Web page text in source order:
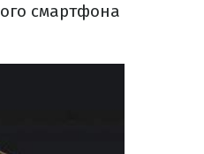
смартфона